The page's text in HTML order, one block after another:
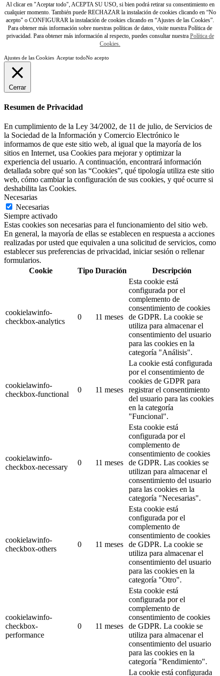
Al clicar en "Aceptar todo", ACEPTA SU USO, si bien podrá retirar su consentimiento en
cualquier momento. También puede RECHAZAR la instalación de cookies clicando en “No
acepto" o CONFIGURAR la instalación de cookies clicando en “Ajustes de las Cookies”.
Para obtener más información sobre nuestras políticas de datos, visite nuestra Política de
privacidad. Para obtener más información al respecto, puedes consultar nuestra Política de
Cookies.
Ajustes de las Cookies Aceptar todoNo acepto
Cerrar
Resumen de Privacidad
En cumplimiento de la Ley 34/2002, de 11 de julio, de Servicios de
la Sociedad de la Información y Comercio Electrónico le
informamos de que este sitio web, al igual que la mayoría de los
sitios en Internet, usa Cookies para mejorar y optimizar la
experiencia del usuario. A continuación, encontrará información
detallada sobre qué son las “Cookies”, qué tipología utiliza este sitio
web, cómo cambiar la configuración de sus cookies, y qué ocurre si
deshabilita las Cookies.
Necesarias
Necesarias
Siempre activado
Estas cookies son necesarias para el funcionamiento del sitio web.
En general, la mayoría de ellas se establecen en respuesta a acciones
realizadas por usted que equivalen a una solicitud de servicios, como
establecer sus preferencias de privacidad, iniciar sesión o rellenar
formularios.
Cookie
Tipo Duración Descripción
cookielawinfo-
checkbox-analytics
0 11 meses
Esta cookie está
configurada por el
complemento de
consentimiento de cookies
de GDPR. La cookie se
utiliza para almacenar el
consentimiento del usuario
para las cookies en la
categoría "Análisis".
cookielawinfo-
checkbox-functional
0 11 meses
La cookie está configurada
por el consentimiento de
cookies de GDPR para
registrar el consentimiento
del usuario para las cookies
en la categoría
"Funcional".
cookielawinfo-
checkbox-necessary
0 11 meses
Esta cookie está
configurada por el
complemento de
consentimiento de cookies
de GDPR. Las cookies se
utilizan para almacenar el
consentimiento del usuario
para las cookies en la
categoría "Necesarias".
cookielawinfo-
checkbox-others
0 11 meses
Esta cookie está
configurada por el
complemento de
consentimiento de cookies
de GDPR. La cookie se
utiliza para almacenar el
consentimiento del usuario
para las cookies en la
categoría "Otro".
cookielawinfo-
checkbox-
performance
0 11 meses
Esta cookie está
configurada por el
complemento de
consentimiento de cookies
de GDPR. La cookie se
utiliza para almacenar el
consentimiento del usuario
para las cookies en la
categoría "Rendimiento".
La cookie está configurada